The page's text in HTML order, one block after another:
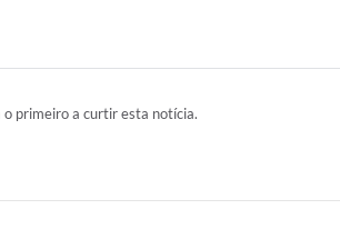
o primeiro a curtir esta notícia.